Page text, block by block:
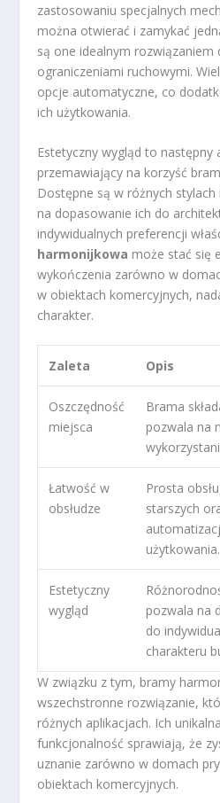
zastosowaniu specjalnych
można otwierać i zamykać
są one idealnym rozwiązaniem
ograniczeniami ruchowymi.
opcje automatyczne, co
ich użytkowania.
Estetyczny wygląd to następny
przemawiający na korzyść
Dostępne są w różnych
na dopasowanie ich do
indywidualnych preferencji
harmonijkowa może stać się
wykończenia zarówno w
w obiektach komercyjnych,
charakter.
Zaleta Opis
Oszczędność
miejsca
Brama
pozwala na
Łatwość w
obsłudze
Prosta
starszych
użytkowania.
Estetyczny
wygląd
pozwala na
do
charakteru
W związku z tym, bramy
wszechstronne rozwiązanie,
różnych aplikacjach. Ich
funkcjonalność sprawiają, że
uznanie zarówno w domach
obiektach komercyjnych.